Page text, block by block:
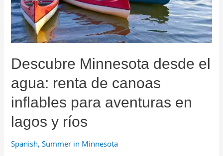
renta
de
equipo
y
de
familiares
Descubre Minnesota desde el
agua: renta de canoas
inflables para aventuras en
lagos y ríos
Spanish,Summer in Minnesota